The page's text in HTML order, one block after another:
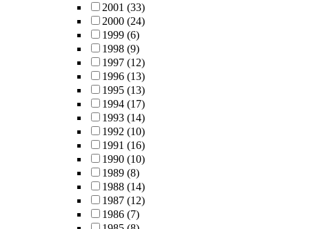
2001 (33)
2000 (24)
1999 (6)
1998 (9)
1997 (12)
1996 (13)
1995 (13)
1994 (17)
1993 (14)
1992 (10)
1991 (16)
1990 (10)
1989 (8)
1988 (14)
1987 (12)
1986 (7)